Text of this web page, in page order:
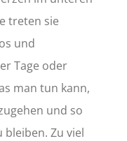
treten sie
und
Tage oder
man tun kann,
und so
Zu viel